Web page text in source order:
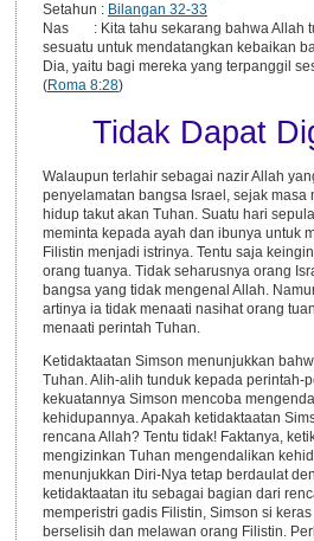
Setahun : Bilangan 32-33
Nas : Kita tahu sekarang bahwa Allah
sesuatu untuk mendatangkan kebaikan
Dia, yaitu bagi mereka yang terpanggil
(Roma 8:28)
Tidak Dapat
Walaupun terlahir sebagai nazir Allah
penyelamatan bangsa Israel, sejak masa
hidup takut akan Tuhan. Suatu hari
meminta kepada ayah dan ibunya untuk
Filistin menjadi istrinya. Tentu saja
orang tuanya. Tidak seharusnya orang
bangsa yang tidak mengenal Allah.
artinya ia tidak menaati nasihat orang
menaati perintah Tuhan.
Ketidaktaatan Simson menunjukkan
Tuhan. Alih-alih tunduk kepada perintah-
kekuatannya Simson mencoba
kehidupannya. Apakah ketidaktaatan
rencana Allah? Tentu tidak! Faktanya,
mengizinkan Tuhan mengendalikan
menunjukkan Diri-Nya tetap berdaulat
ketidaktaatan itu sebagai bagian dari
memperistri gadis Filistin, Simson si
berselisih dan melawan orang Filistin.